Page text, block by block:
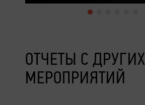
ОТЧЕТЫ С ДРУГИХ
МЕРОПРИЯТИЙ